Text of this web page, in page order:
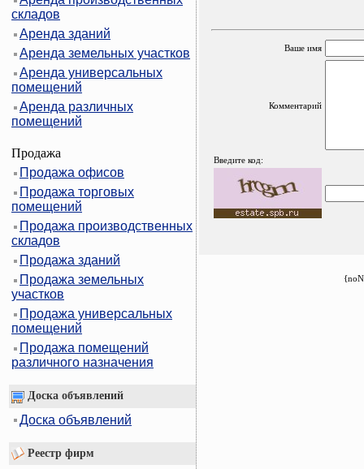
складов
Аренда зданий
Аренда земельных участков
Аренда универсальных
помещений
Аренда различных
помещений
Продажа
Продажа офисов
Продажа торговых
помещений
Продажа производственных
складов
Продажа зданий
Продажа земельных
участков
Продажа универсальных
помещений
Продажа помещений
различного назначения
Доска объявлений
Доска объявлений
Реестр фирм
Ваше имя
Комментарий
Введите код: